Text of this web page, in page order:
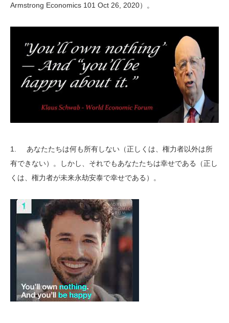
Armstrong Economics 101 Oct 26, 2020）。
1. あなたたちは何も所有しない（正しくは、権力者以外は所
有できない）。しかし、それでもあなたたちは幸せである（正し
くは、権力者が未来永劫安泰で幸せである）。